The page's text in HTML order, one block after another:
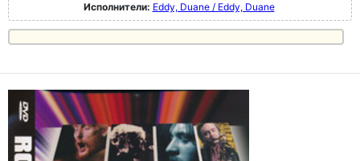
Исполнители: Eddy, Duane / Eddy, Duane